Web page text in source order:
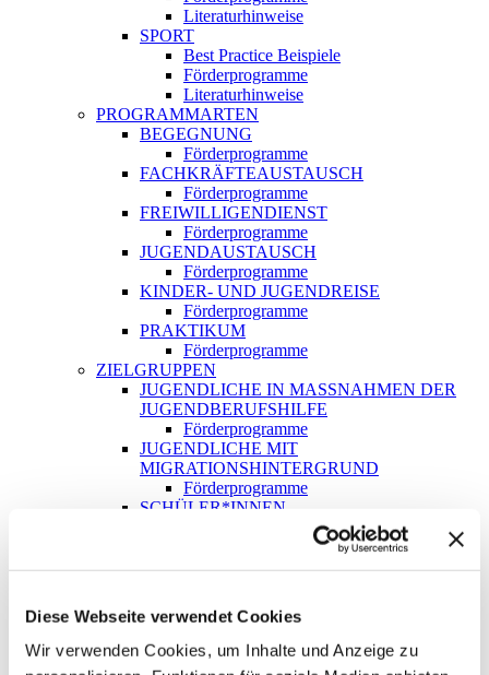
Diese Webseite verwendet Cookies
Wir verwenden Cookies, um Inhalte und Anzeige zu
Literaturhinweise
SPORT
Best Practice Beispiele
Förderprogramme
Literaturhinweise
PROGRAMMARTEN
BEGEGNUNG
Förderprogramme
FACHKRÄFTEAUSTAUSCH
Förderprogramme
FREIWILLIGENDIENST
Förderprogramme
JUGENDAUSTAUSCH
Förderprogramme
KINDER- UND JUGENDREISE
Förderprogramme
PRAKTIKUM
Förderprogramme
ZIELGRUPPEN
JUGENDLICHE IN MASSNAHMEN DER J
UGENDBERUFSHILFE
Förderprogramme
JUGENDLICHE MIT
MIGRATIONSHINTERGRUND
Förderprogramme
SCHÜLER*INNEN
SOG. BILDUNGSBENACHTEILIGTE
JUGENDLICHE
KONTAKT
SUCHE